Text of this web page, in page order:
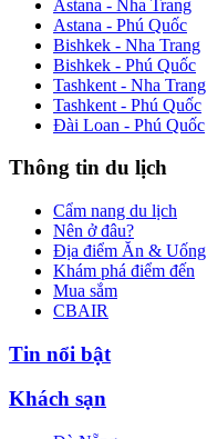
Astana - Nha Trang
Astana - Phú Quốc
Bishkek - Nha Trang
Bishkek - Phú Quốc
Tashkent - Nha Trang
Tashkent - Phú Quốc
Đài Loan - Phú Quốc
Thông tin du lịch
Cẩm nang du lịch
Nên ở đâu?
Địa điểm Ăn & Uống
Khám phá điểm đến
Mua sắm
CBAIR
Tin nổi bật
Khách sạn